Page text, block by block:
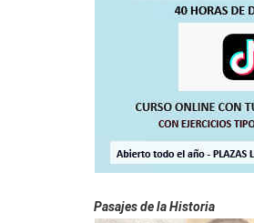
Pasajes de la Historia